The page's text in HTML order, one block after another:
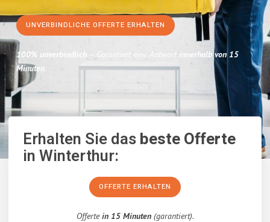
UNVERBINDLICHE OFFERTE ERHALTEN
100% unverbindlich – Garantiert eine Antwort innerhalb von 15
Minuten.
Erhalten Sie dasbeste Offerte
in Winterthur:
OFFERTE ERHALTEN
Offertein 15 Minuten(garantiert).